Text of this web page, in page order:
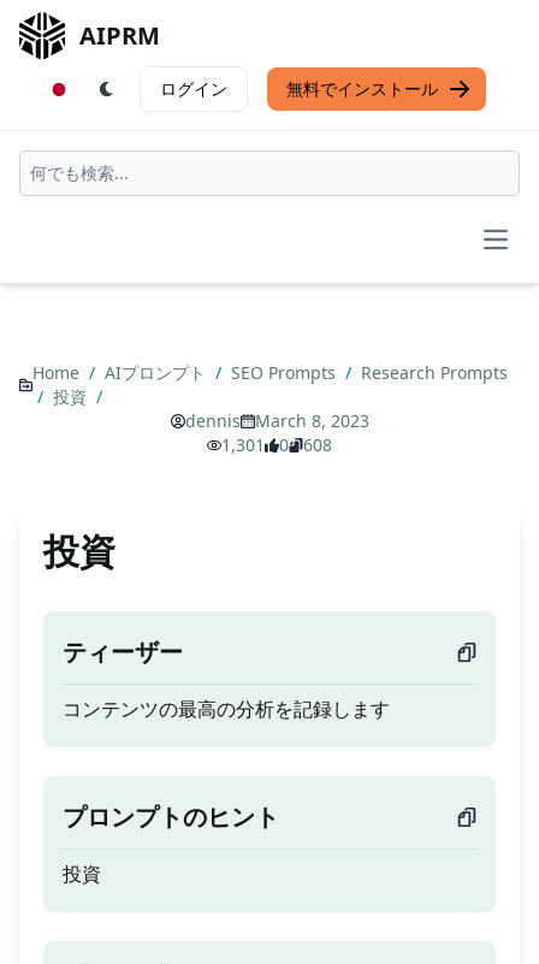
AIPRM
ログイン 無料でインストール
Home / AIプロンプト / SEO Prompts / Research Prompts
/ 投資 /
dennis
March 8, 2023
1,301
0 608
投資
ティーザー
コンテンツの最高の分析を記録します
プロンプトのヒント
投資